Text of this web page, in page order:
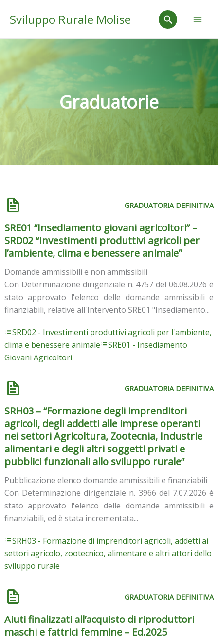
Sviluppo Rurale Molise
Cerca
Graduatorie
GRADUATORIA DEFINITIVA
SRE01 “Insediamento giovani agricoltori” –
SRD02 “Investimenti produttivi agricoli per
l’ambiente, clima e benessere animale”
Domande ammissibili e non ammissibili
Con Determinazione dirigenziale n. 4757 del 06.08.2026 è
stato approvato l'elenco delle domande ammissibili e
finanziabili, relative all'Intervento SRE01 "Insediamento...
SRD02 - Investimenti produttivi agricoli per l'ambiente,
clima e benessere animale
SRE01 - Insediamento
Giovani Agricoltori
GRADUATORIA DEFINITIVA
SRH03 – “Formazione degli imprenditori
agricoli, degli addetti alle imprese operanti
nei settori Agricoltura, Zootecnia, Industrie
alimentari e degli altri soggetti privati e
pubblici funzionali allo sviluppo rurale”
Pubblicazione elenco domande ammissibili e finanziabili
Con Determinazione dirigenziale n. 3966 del 7.07.2026 è
stato approvato l'elenco delle domande ammissibili e
finanziabili, ed è stata incrementata...
SRH03 - Formazione di imprenditori agricoli, addetti ai
settori agricolo, zootecnico, alimentare e altri attori dello
sviluppo rurale
GRADUATORIA DEFINITIVA
Aiuti finalizzati all’acquisto di riproduttori
maschi e fattrici femmine – Ed.2025